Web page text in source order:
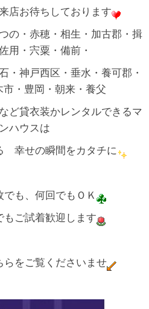
店お待ちしております
の・赤穂・相生・加古郡・揖
用・宍粟・備前・
・神戸西区・垂水・養可郡・
・豊岡・朝来・養父
ど貸衣装かレンタルできるマ
ハウスは
幸せの瞬間をカタチに
でも、何回でもＯＫ
もご試着歓迎します
らをご覧くださいませ